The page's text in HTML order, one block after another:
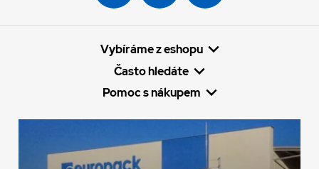
Vybíráme z eshopu
Často hledáte
Pomoc s nákupem